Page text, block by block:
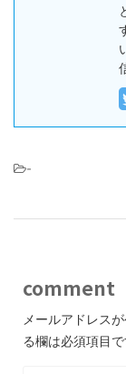
-
comment
メールアドレス
る欄は必須項目で